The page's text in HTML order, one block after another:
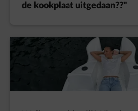
de kookplaat uitgedaan??"